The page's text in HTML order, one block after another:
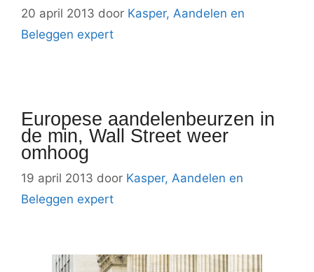
20 april 2013 door Kasper, Aandelen en
Beleggen expert
Europese aandelenbeurzen in
de min, Wall Street weer
omhoog
19 april 2013 door Kasper, Aandelen en
Beleggen expert